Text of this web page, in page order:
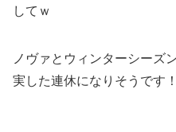
してｗ
ノヴァとウィンターシーズ
実した連休になりそうです！